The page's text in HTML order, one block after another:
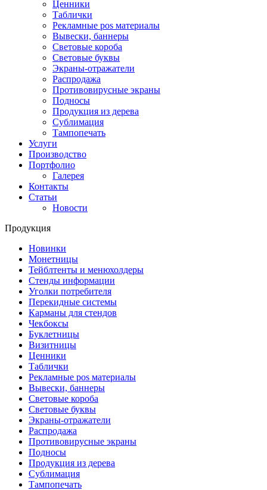
Ценники
Таблички
Рекламные pos материалы
Вывески, баннеры
Световые короба
Световые буквы
Экраны-отражатели
Распродажа
Противовирусные экраны
Подносы
Продукция из дерева
Сублимация
Тампопечать
Услуги
Производство
Портфолио
Галерея
Контакты
Статьи
Новости
Продукция
Новинки
Монетницы
Тейблтенты и менюхолдеры
Стенды информации
Уголки потребителя
Перекидные системы
Карманы для стендов
Чекбоксы
Буклетницы
Визитницы
Ценники
Таблички
Рекламные pos материалы
Вывески, баннеры
Световые короба
Световые буквы
Экраны-отражатели
Распродажа
Противовирусные экраны
Подносы
Продукция из дерева
Сублимация
Тампопечать